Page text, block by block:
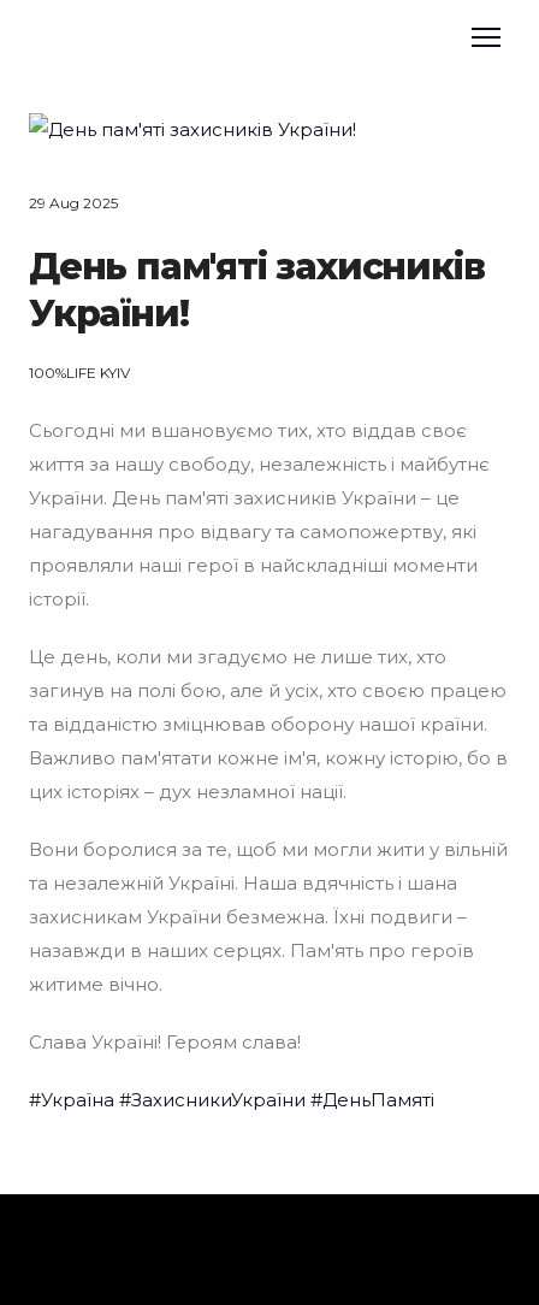
29 Aug 2025
День пам'яті захисників
України!
100%LIFE KYIV
Сьогодні ми вшановуємо тих, хто віддав своє
життя за нашу свободу, незалежність і майбутнє
України. День пам'яті захисників України – це
нагадування про відвагу та самопожертву, які
проявляли наші герої в найскладніші моменти
історії.
Це день, коли ми згадуємо не лише тих, хто
загинув на полі бою, але й усіх, хто своєю працею
та відданістю зміцнював оборону нашої країни.
Важливо пам'ятати кожне ім'я, кожну історію, бо в
цих історіях – дух незламної нації.
Вони боролися за те, щоб ми могли жити у вільній
та незалежній Україні. Наша вдячність і шана
захисникам України безмежна. Їхні подвиги –
назавжди в наших серцях. Пам'ять про героїв
житиме вічно.
Слава Україні! Героям слава!
#Україна #ЗахисникиУкраїни #ДеньПамяті